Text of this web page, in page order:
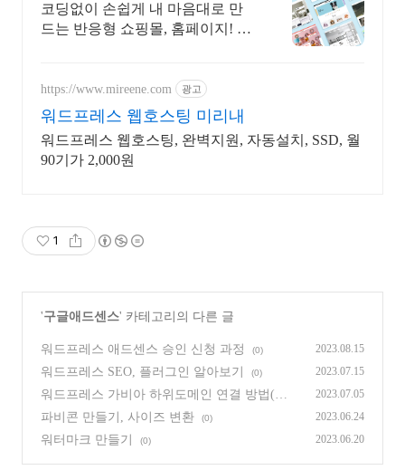
코딩없이 손쉽게 내 마음대로 만
드는 반응형 쇼핑몰, 홈페이지! 무
https://www.mireene.com 광고
워드프레스 웹호스팅 미리내
워드프레스 웹호스팅, 완벽지원, 자동설치, SSD, 월
90기가 2,000원
1
'구글애드센스' 카테고리의 다른 글
워드프레스 애드센스 승인 신청 과정 (0) 2023.08.15
워드프레스 SEO, 플러그인 알아보기 (0) 2023.07.15
워드프레스 가비아 하위도메인 연결 방법(카
페24 호스팅 사용)
(6)
2023.07.05
파비콘 만들기, 사이즈 변환 (0) 2023.06.24
워터마크 만들기 (0) 2023.06.20